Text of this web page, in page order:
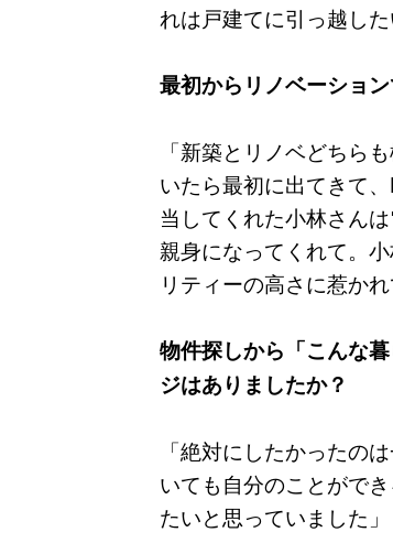
れは戸建てに引っ越し
最初からリノベーショ
「新築とリノベどちら
いたら最初に出てきて
当してくれた小林さん
親身になってくれて。
リティーの高さに惹か
物件探しから「こんな
ジはありましたか？
「絶対にしたかったの
いても自分のことがで
たいと思っていました」